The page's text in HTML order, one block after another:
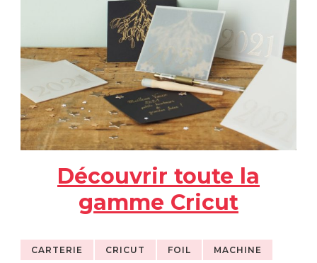
Découvrir toute la
gamme Cricut
CARTERIE CRICUT FOIL MACHINE